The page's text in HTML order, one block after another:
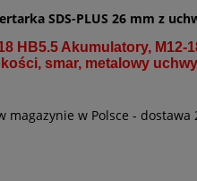
SDS-PLUS 26 mm z
HB5.5 Akumulatory,
smar, metalowy
magazynie w Polsce - dostawa